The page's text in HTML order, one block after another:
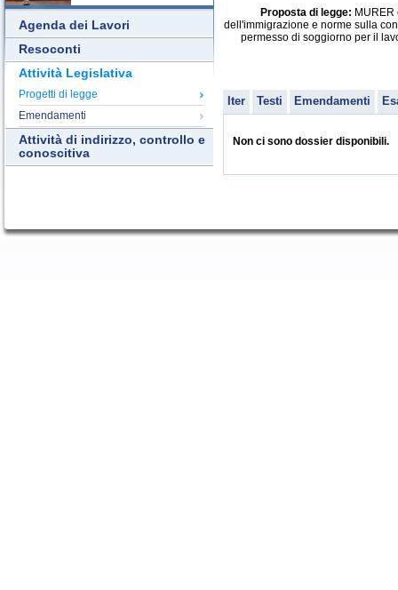
Agenda dei Lavori
Resoconti
Attività Legislativa
Progetti di legge
Emendamenti
Attività di indirizzo, controllo e
conoscitiva
Proposta di legge:
dell'immigrazione e norme sulla
permesso di soggiorno per il
Iter Testi Emendamenti
Non ci sono dossier disponibili.